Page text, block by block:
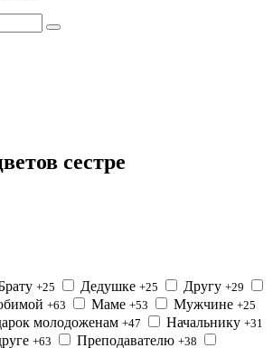
сестре
+25 Дедушке +25 Другу +29
+63 Маме +53 Мужчине +25
молодоженам +47 Начальнику +31
+63 Преподавателю +38